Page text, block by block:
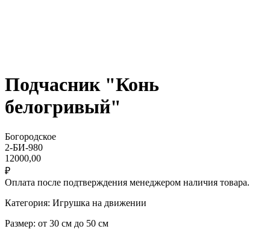
Подчасник "Конь
белогривый"
Богородское
2-БИ-980
12000,00
₽
Оплата после подтверждения менеджером наличия товара.
Категория: Игрушка на движении
Размер: от 30 см до 50 см